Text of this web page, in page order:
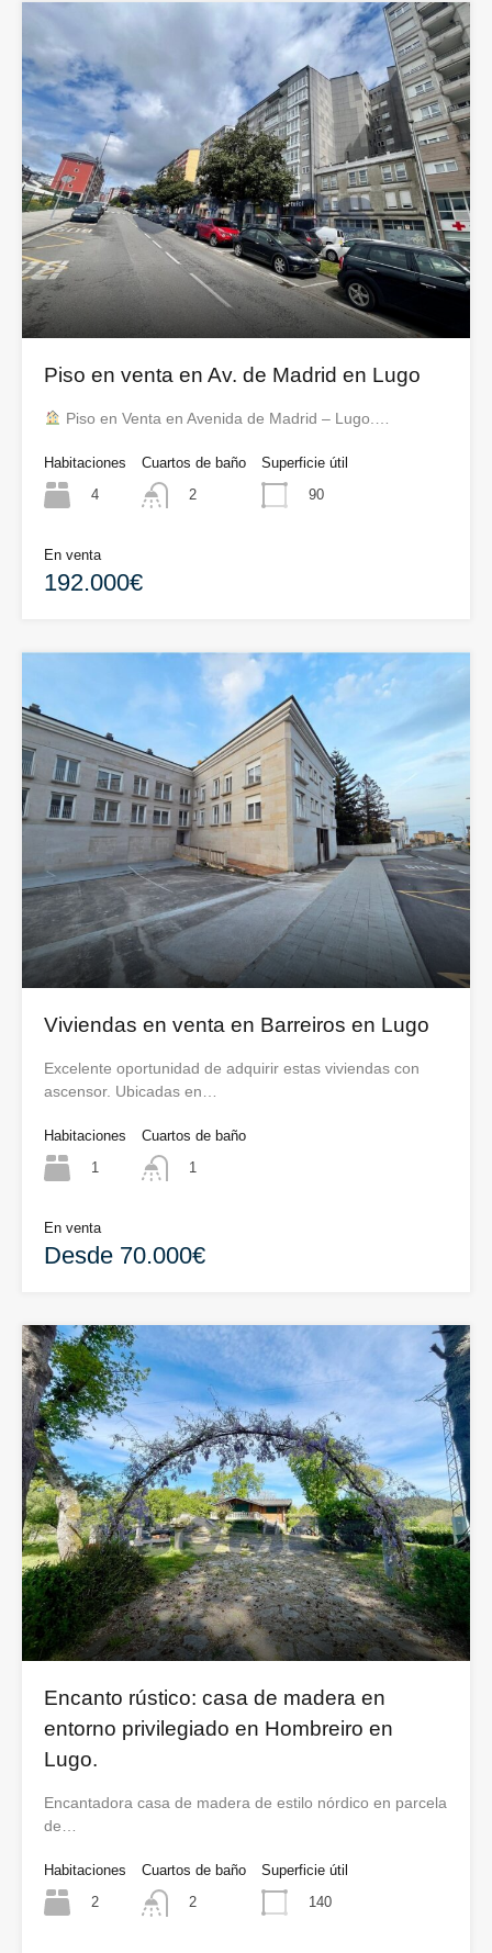
Piso en venta en Av. de Madrid en Lugo
Piso en Venta en Avenida de Madrid – Lugo.…
Habitaciones
4
Cuartos de baño
2
Superficie útil
90
En venta
192.000€
Viviendas en venta en Barreiros en Lugo
Excelente oportunidad de adquirir estas viviendas con
ascensor. Ubicadas en…
Habitaciones
1
Cuartos de baño
1
En venta
Desde 70.000€
Encanto rústico: casa de madera en
entorno privilegiado en Hombreiro en
Lugo.
Encantadora casa de madera de estilo nórdico en parcela
de…
Habitaciones
2
Cuartos de baño
2
Superficie útil
140